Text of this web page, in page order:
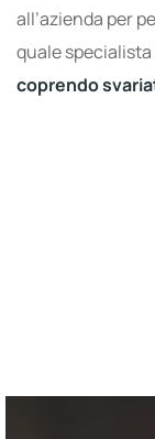
all’azienda per
quale
coprendo